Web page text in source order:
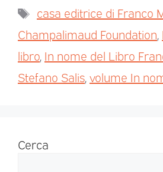
casa editrice di Franco
Champalimaud Foundation,
libro, In nome del Libro
Stefano Salis,volume In
Cerca